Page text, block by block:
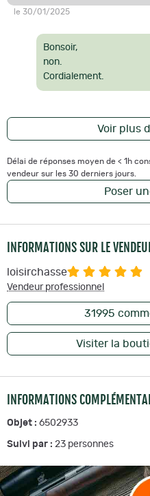
le 30/01/2025
Bonsoir,
non.
Cordialement.
Voir plus
Délai de réponses moyen de < 1h
vendeur sur les 30 derniers jours.
Poser
INFORMATIONS SUR LE
loisirchasse
Vendeur professionnel
31995
Visiter la
INFORMATIONS
Objet : 6502933
Suivi par : 23 personnes